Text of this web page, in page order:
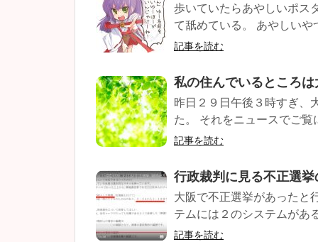
歩いていたらあやしいポス
て舐めている。 あやしいや
記事を読む
私の住んでいるところ
昨日２９日午後３時すぎ、
た。 それをニュースでご
記事を読む
行政裁判に見る不正選挙
大阪で不正選挙があったと
テムには２のシステムがあ
記事を読む